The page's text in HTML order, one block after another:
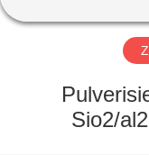
FABRIK-
AUSFLUG
Sio2/